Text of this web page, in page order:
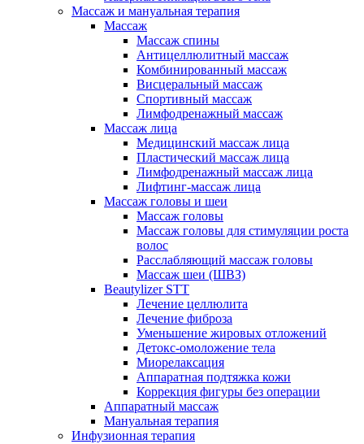
Массаж и мануальная терапия
Массаж
Массаж спины
Антицеллюлитный массаж
Комбинированный массаж
Висцеральный массаж
Спортивный массаж
Лимфодренажный массаж
Массаж лица
Медицинский массаж лица
Пластический массаж лица
Лимфодренажный массаж лица
Лифтинг-массаж лица
Массаж головы и шеи
Массаж головы
Массаж головы для стимуляции роста
волос
Расслабляющий массаж головы
Массаж шеи (ШВЗ)
Beautylizer STT
Лечение целлюлита
Лечение фиброза
Уменьшение жировых отложений
Детокс-омоложение тела
Миорелаксация
Аппаратная подтяжка кожи
Коррекция фигуры без операции
Аппаратный массаж
Мануальная терапия
Инфузионная терапия